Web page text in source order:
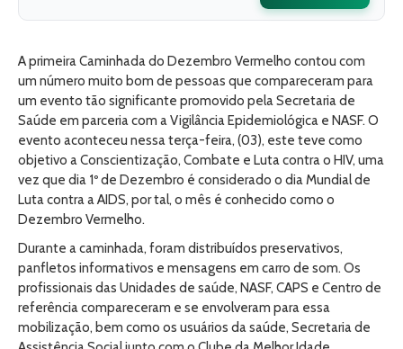
A primeira Caminhada do Dezembro Vermelho contou com
um número muito bom de pessoas que compareceram para
um evento tão significante promovido pela Secretaria de
Saúde em parceria com a Vigilância Epidemiológica e NASF. O
evento aconteceu nessa terça-feira, (03), este teve como
objetivo a Conscientização, Combate e Luta contra o HIV, uma
vez que dia 1º de Dezembro é considerado o dia Mundial de
Luta contra a AIDS, por tal, o mês é conhecido como o
Dezembro Vermelho.
Durante a caminhada, foram distribuídos preservativos,
panfletos informativos e mensagens em carro de som. Os
profissionais das Unidades de saúde, NASF, CAPS e Centro de
referência compareceram e se envolveram para essa
mobilização, bem como os usuários da saúde, Secretaria de